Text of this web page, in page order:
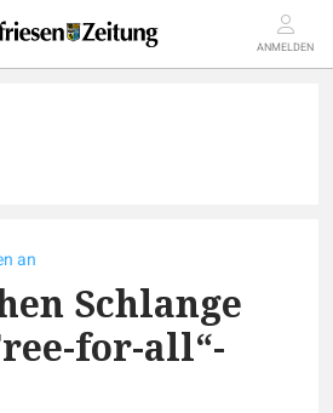
ANMELDEN
an
Schlange
for-all“-